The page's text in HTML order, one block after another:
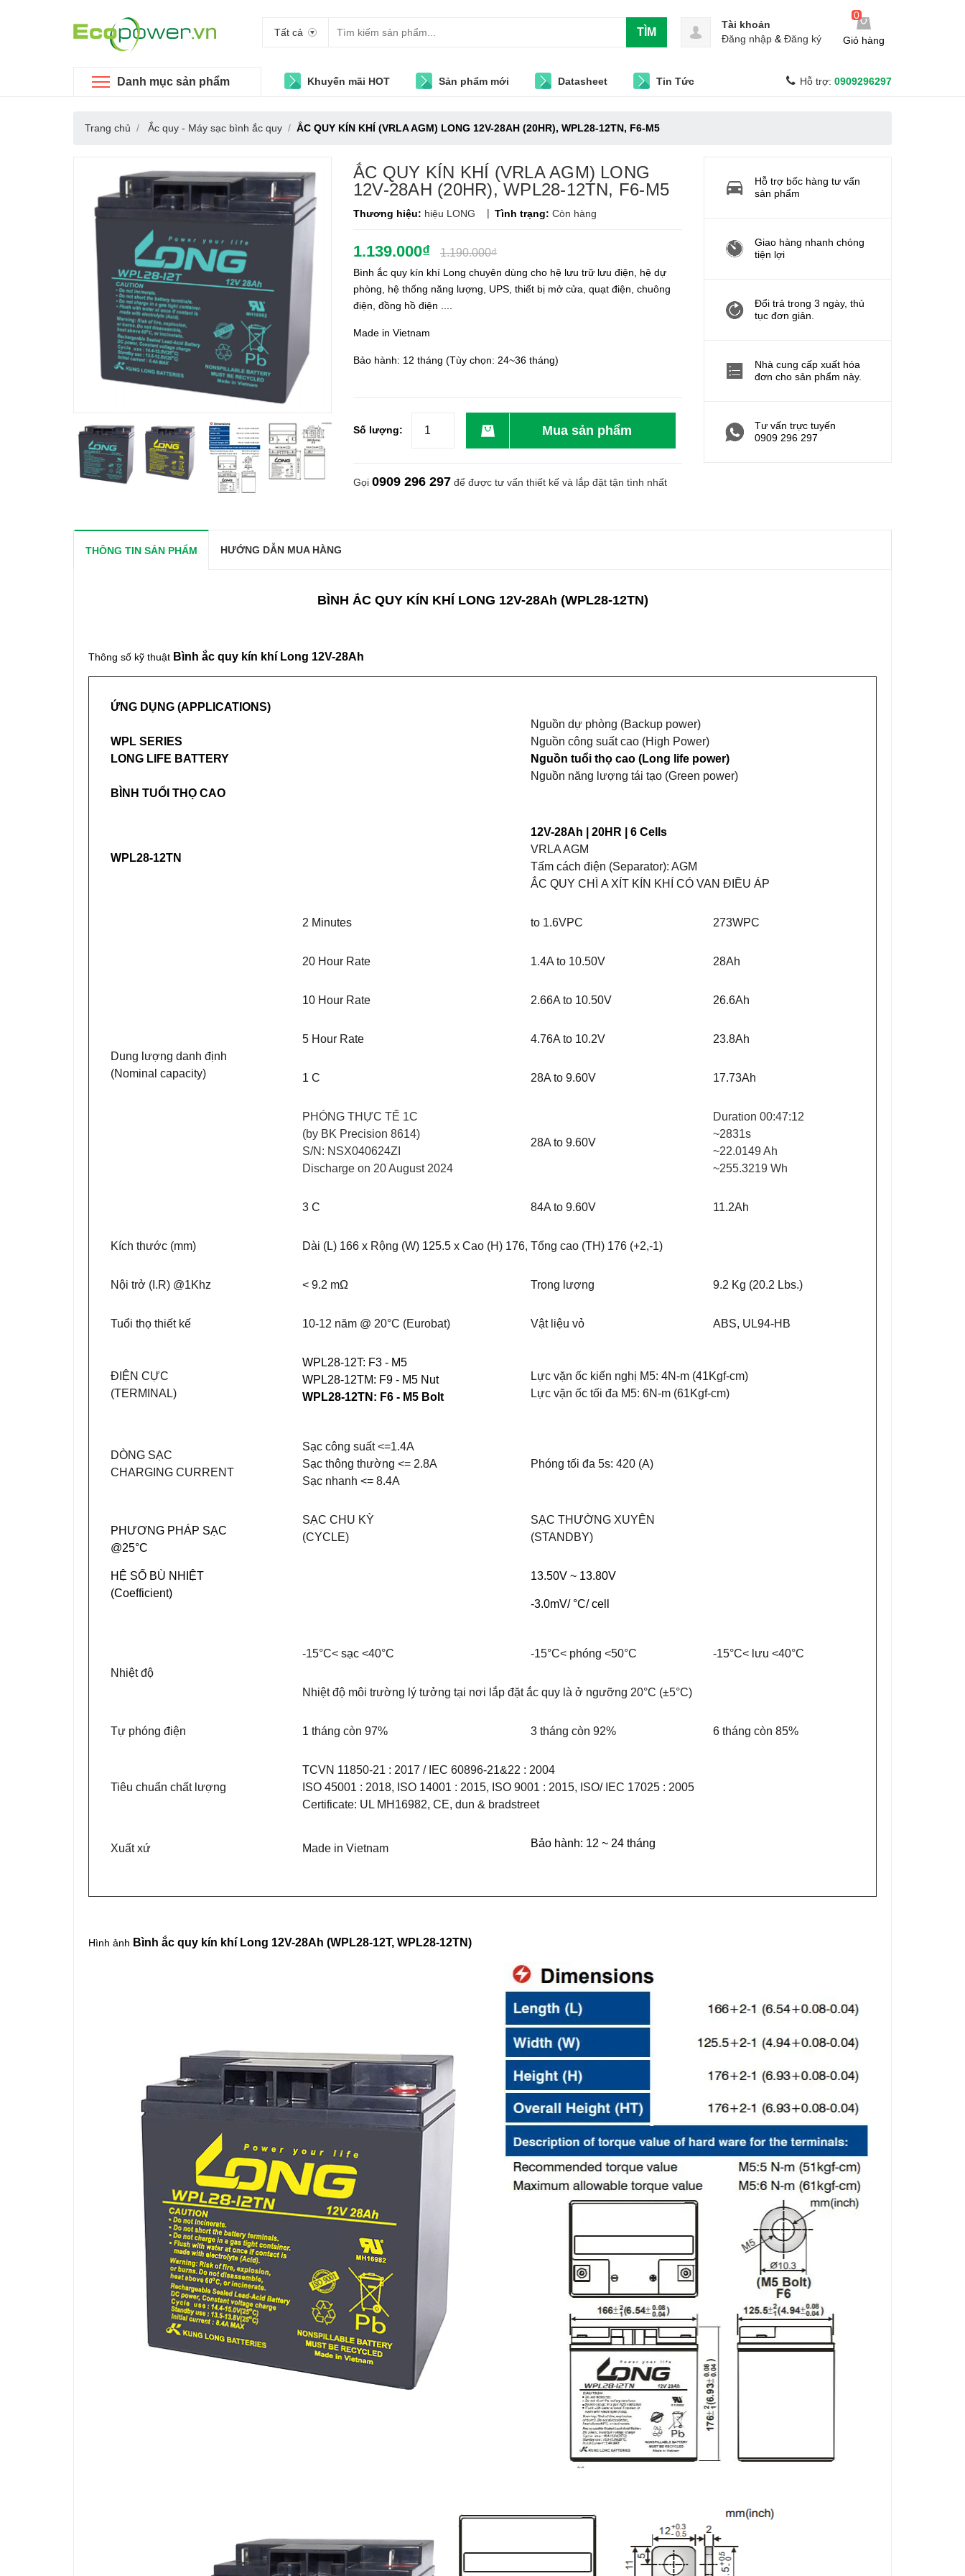
Tất cả TÌM
0
Giỏ hàng
Tài khoản
Đăng nhập & Đăng ký
Danh mục sản phẩm Khuyến mãi HOT Sản phẩm mới Datasheet Tin Tức Hỗ trợ: 0909296297
Trang chủ Ắc quy - Máy sạc bình ắc quy ẮC QUY KÍN KHÍ (VRLA AGM) LONG 12V-28AH (20HR), WPL28-12TN, F6-M5
ẮC QUY KÍN KHÍ (VRLA AGM) LONG
12V-28AH (20HR), WPL28-12TN, F6-M5
Thương hiệu: hiệu LONG | Tình trạng: Còn hàng
1.139.000₫ 1.190.000₫
Bình ắc quy kín khí Long chuyên dùng cho hệ lưu trữ lưu điện, hệ dự
phòng, hệ thống năng lượng, UPS, thiết bị mở cửa, quạt điện, chuông
điện, đồng hồ điện ....
Made in Vietnam
Bảo hành: 12 tháng (Tùy chọn: 24~36 tháng)
Số lượng: Mua sản phẩm
Gọi 0909 296 297 để được tư vấn thiết kế và lắp đặt tận tình nhất
Hỗ trợ bốc hàng tư vấn
sản phẩm
Giao hàng nhanh chóng
tiện lợi
Đổi trả trong 3 ngày, thủ
tục đơn giản.
Nhà cung cấp xuất hóa
đơn cho sản phẩm này.
Tư vấn trực tuyến
0909 296 297
THÔNG TIN SẢN PHẨM HƯỚNG DẪN MUA HÀNG
BÌNH ẮC QUY KÍN KHÍ LONG 12V-28Ah (WPL28-12TN)
Thông số kỹ thuật Bình ắc quy kín khí Long 12V-28Ah
ỨNG DỤNG (APPLICATIONS)
WPL SERIES
LONG LIFE BATTERY
BÌNH TUỔI THỌ CAO
Nguồn dự phòng (Backup power)
Nguồn công suất cao (High Power)
Nguồn tuổi thọ cao (Long life power)
Nguồn năng lượng tái tạo (Green power)
WPL28-12TN
12V-28Ah | 20HR | 6 Cells
VRLA AGM
Tấm cách điện (Separator): AGM
ẮC QUY CHÌ A XÍT KÍN KHÍ CÓ VAN ĐIỀU ÁP
Dung lượng danh định
(Nominal capacity)
2 Minutes to 1.6VPC 273WPC
20 Hour Rate 1.4A to 10.50V 28Ah
10 Hour Rate 2.66A to 10.50V 26.6Ah
5 Hour Rate 4.76A to 10.2V 23.8Ah
1 C 28A to 9.60V 17.73Ah
PHÓNG THỰC TẾ 1C
(by BK Precision 8614)
S/N: NSX040624ZI
Discharge on 20 August 2024
28A to 9.60V
Duration 00:47:12
~2831s
~22.0149 Ah
~255.3219 Wh
3 C 84A to 9.60V 11.2Ah
Kích thước (mm) Dài (L) 166 x Rộng (W) 125.5 x Cao (H) 176, Tổng cao (TH) 176 (+2,-1)
Nội trở (I.R) @1Khz < 9.2 mΩ Trọng lượng 9.2 Kg (20.2 Lbs.)
Tuổi thọ thiết kế 10-12 năm @ 20°C (Eurobat) Vật liệu vỏ ABS, UL94-HB
ĐIỆN CỰC
(TERMINAL)
WPL28-12T: F3 - M5
WPL28-12TM: F9 - M5 Nut
WPL28-12TN: F6 - M5 Bolt
Lực vặn ốc kiến nghị M5: 4N-m (41Kgf-cm)
Lực vặn ốc tối đa M5: 6N-m (61Kgf-cm)
DÒNG SẠC
CHARGING CURRENT
Sạc công suất <=1.4A
Sạc thông thường <= 2.8A
Sạc nhanh <= 8.4A
Phóng tối đa 5s: 420 (A)
PHƯƠNG PHÁP SẠC
@25°C
HỆ SỐ BÙ NHIỆT
(Coefficient)
SẠC CHU KỲ
(CYCLE)
SẠC THƯỜNG XUYÊN
(STANDBY)
13.50V ~ 13.80V
-3.0mV/ °C/ cell
Nhiệt độ
-15°C< sạc <40°C -15°C< phóng <50°C -15°C< lưu <40°C
Nhiệt độ môi trường lý tưởng tại nơi lắp đặt ắc quy là ở ngưỡng 20°C (±5°C)
Tự phóng điện 1 tháng còn 97% 3 tháng còn 92% 6 tháng còn 85%
Tiêu chuẩn chất lượng
TCVN 11850-21 : 2017 / IEC 60896-21&22 : 2004
ISO 45001 : 2018, ISO 14001 : 2015, ISO 9001 : 2015, ISO/ IEC 17025 : 2005
Certificate: UL MH16982, CE, dun & bradstreet
Xuất xứ Made in Vietnam Bảo hành: 12 ~ 24 tháng
Hình ảnh Bình ắc quy kín khí Long 12V-28Ah (WPL28-12T, WPL28-12TN)